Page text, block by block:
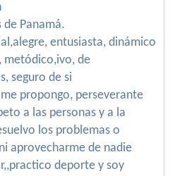
de Panamá.
entusiasta, dinámico
metódico,ivo, de
seguro de si
propongo, perseverante
a las personas y a la
los problemas o
aprovecharme de nadie
deporte y soy